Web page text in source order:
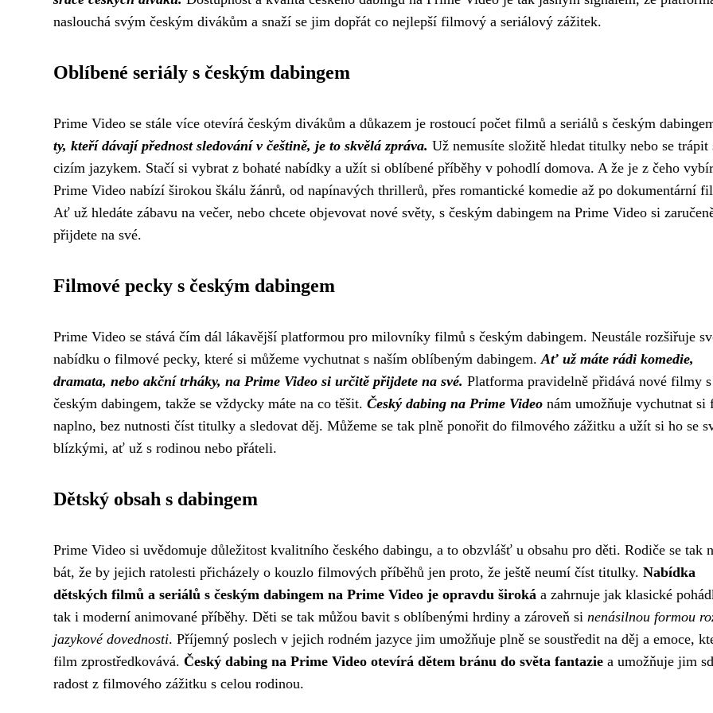
naslouchá svým českým divákům a snaží se jim dopřát co nejlepší filmový a seriálový zážitek.
Oblíbené seriály s českým dabingem
Prime Video se stále více otevírá českým divákům a důkazem je rostoucí počet filmů a seriálů s českým
ty, kteří dávají přednost sledování v češtině, je to skvělá zpráva. Už nemusíte složitě hledat titulky nebo se trápit
cizím jazykem. Stačí si vybrat z bohaté nabídky a užít si oblíbené příběhy v pohodlí domova. A že je z čeho
Prime Video nabízí širokou škálu žánrů, od napínavých thrillerů, přes romantické komedie až po dokumentární
Ať už hledáte zábavu na večer, nebo chcete objevovat nové světy, s českým dabingem na Prime Video si
přijdete na své.
Filmové pecky s českým dabingem
Prime Video se stává čím dál lákavější platformou pro milovníky filmů s českým dabingem. Neustále rozšiřuje
nabídku o filmové pecky, které si můžeme vychutnat s naším oblíbeným dabingem.Ať už máte rádi komedie,
dramata, nebo akční trháky, na Prime Video si určitě přijdete na své. Platforma pravidelně přidává nové filmy s
českým dabingem, takže se vždycky máte na co těšit. Český dabing na Prime Video nám umožňuje vychutnat si
naplno, bez nutnosti číst titulky a sledovat děj. Můžeme se tak plně ponořit do filmového zážitku a užít si ho se
blízkými, ať už s rodinou nebo přáteli.
Dětský obsah s dabingem
Prime Video si uvědomuje důležitost kvalitního českého dabingu, a to obzvlášť u obsahu pro děti. Rodiče se tak
bát, že by jejich ratolesti přicházely o kouzlo filmových příběhů jen proto, že ještě neumí číst titulky. Nabídka
dětských filmů a seriálů s českým dabingem na Prime Video je opravdu široká a zahrnuje jak klasické
tak i moderní animované příběhy. Děti se tak můžou bavit s oblíbenými hrdiny a zároveň si nenásilnou formou
jazykové dovednosti. Příjemný poslech v jejich rodném jazyce jim umožňuje plně se soustředit na děj a emoce,
film zprostředkovává. Český dabing na Prime Video otevírá dětem bránu do světa fantazie a umožňuje jim
radost z filmového zážitku s celou rodinou.